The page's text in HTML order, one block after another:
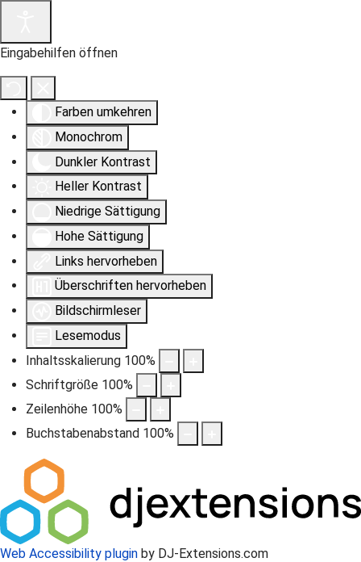
Eingabehilfen öffnen
Farben umkehren
Monochrom
Dunkler Kontrast
Heller Kontrast
Niedrige Sättigung
Hohe Sättigung
Links hervorheben
Überschriften hervorheben
Bildschirmleser
Lesemodus
Inhaltsskalierung 100%
Schriftgröße 100%
Zeilenhöhe 100%
Buchstabenabstand 100%
Web Accessibility plugin by DJ-Extensions.com